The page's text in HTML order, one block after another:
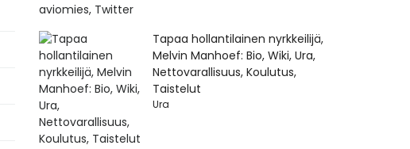
Tapaa hollantilainen nyrkkeilijä,
Melvin Manhoef: Bio, Wiki, Ura,
Nettovarallisuus, Koulutus,
Taistelut
Ura